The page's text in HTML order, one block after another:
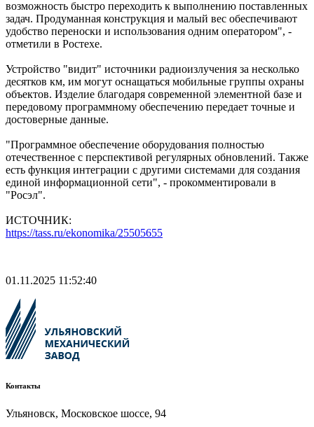
возможность быстро переходить к выполнению поставленных
задач. Продуманная конструкция и малый вес обеспечивают
удобство переноски и использования одним оператором", -
отметили в Ростехе.
Устройство "видит" источники радиоизлучения за несколько
десятков км, им могут оснащаться мобильные группы охраны
объектов. Изделие благодаря современной элементной базе и
передовому программному обеспечению передает точные и
достоверные данные.
"Программное обеспечение оборудования полностью
отечественное с перспективой регулярных обновлений. Также
есть функция интеграции с другими системами для создания
единой информационной сети", - прокомментировали в
"Росэл".
ИСТОЧНИК:
https://tass.ru/ekonomika/25505655
01.11.2025 11:52:40
Контакты
Ульяновск, Московское шоссе, 94